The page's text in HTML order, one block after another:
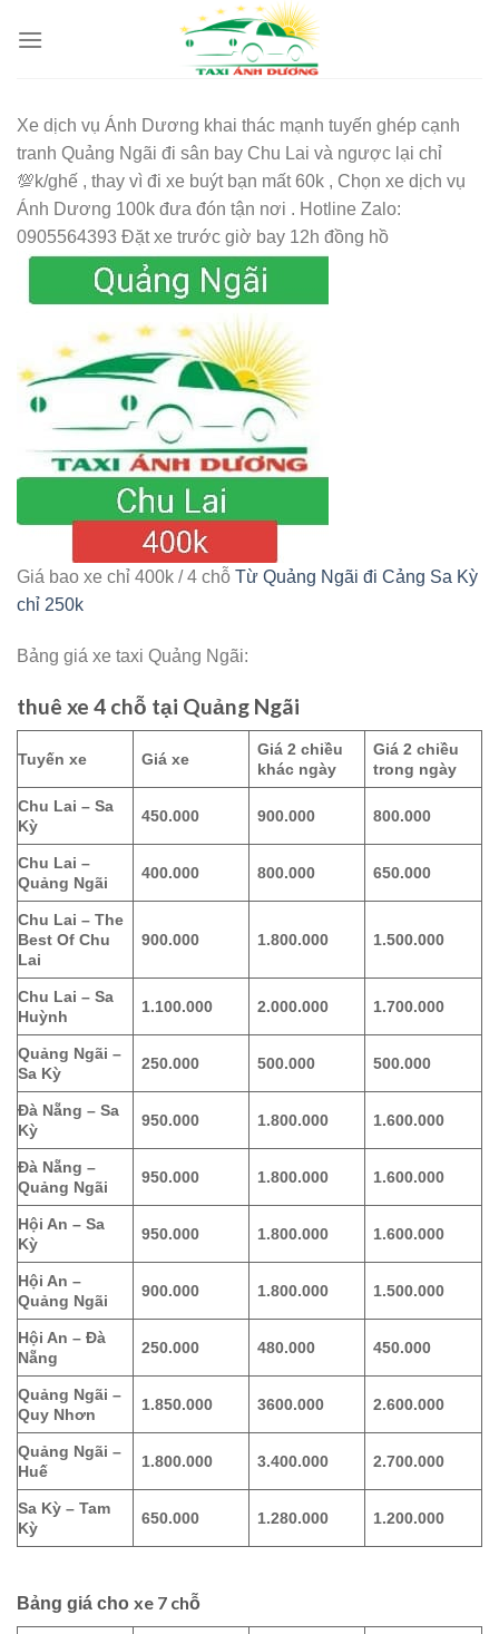
Xe dịch vụ Ánh Dương khai thác mạnh tuyến ghép cạnh
tranh Quảng Ngãi đi sân bay Chu Lai và ngược lại chỉ
💯k/ghế , thay vì đi xe buýt bạn mất 60k , Chọn xe dịch vụ
Ánh Dương 100k đưa đón tận nơi . Hotline Zalo:
0905564393 Đặt xe trước giờ bay 12h đồng hồ
Giá bao xe chỉ 400k / 4 chỗ Từ Quảng Ngãi đi Cảng Sa Kỳ
chỉ 250k
Bảng giá xe taxi Quảng Ngãi:
thuê xe 4 chỗ tại Quảng Ngãi
Tuyến xe Giá xe
Giá 2 chiều
khác ngày
Giá 2 chiều
trong ngày
Chu Lai – Sa
Kỳ
450.000 900.000 800.000
Chu Lai –
Quảng Ngãi
400.000 800.000 650.000
Chu Lai – The
Best Of Chu
Lai
900.000 1.800.000 1.500.000
Chu Lai – Sa
Huỳnh
1.100.000 2.000.000 1.700.000
Quảng Ngãi –
Sa Kỳ
250.000 500.000 500.000
Đà Nẵng – Sa
Kỳ
950.000 1.800.000 1.600.000
Đà Nẵng –
Quảng Ngãi
950.000 1.800.000 1.600.000
Hội An – Sa
Kỳ
950.000 1.800.000 1.600.000
Hội An –
Quảng Ngãi
900.000 1.800.000 1.500.000
Hội An – Đà
Nẵng
250.000 480.000 450.000
Quảng Ngãi –
Quy Nhơn
1.850.000 3600.000 2.600.000
Quảng Ngãi –
Huế
1.800.000 3.400.000 2.700.000
Sa Kỳ – Tam
Kỳ
650.000 1.280.000 1.200.000
Bảng giá cho xe 7 chỗ